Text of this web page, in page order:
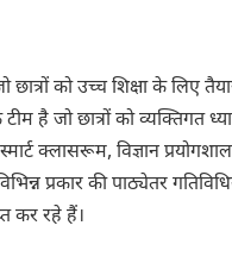
को उच्च शिक्षा के लिए
है जो छात्रों को व्यक्तिगत
क्लासरूम, विज्ञान
प्रकार की पाठ्येतर
कर रहे हैं।